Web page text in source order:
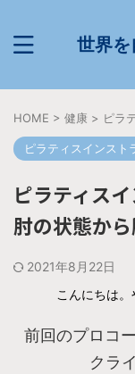
世界
HOME > 健康 > ピラ
ピラティスインスト
ピラティス
肘の状態か
2021年8月22日
こんにちは
前回のプロコ
クラ